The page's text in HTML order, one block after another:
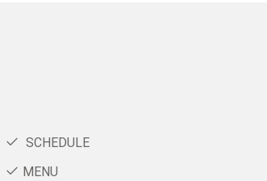
SCHEDULE
MENU